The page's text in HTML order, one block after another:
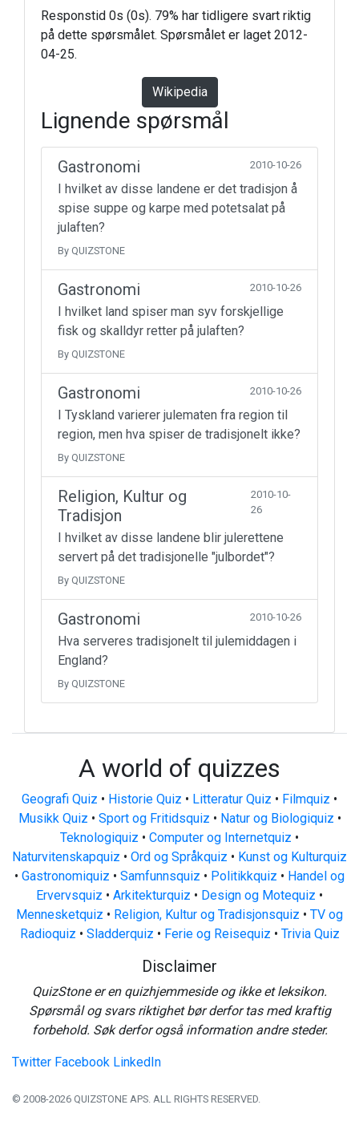
Responstid 0s (0s). 79% har tidligere svart riktig
på dette spørsmålet. Spørsmålet er laget 2012-
04-25.
Wikipedia
Lignende spørsmål
Gastronomi 2010-10-26
I hvilket av disse landene er det tradisjon å
spise suppe og karpe med potetsalat på
julaften?
By QUIZSTONE
Gastronomi 2010-10-26
I hvilket land spiser man syv forskjellige
fisk og skalldyr retter på julaften?
By QUIZSTONE
Gastronomi 2010-10-26
I Tyskland varierer julematen fra region til
region, men hva spiser de tradisjonelt ikke?
By QUIZSTONE
Religion, Kultur og
Tradisjon
2010-10-
26
I hvilket av disse landene blir julerettene
servert på det tradisjonelle "julbordet"?
By QUIZSTONE
Gastronomi 2010-10-26
Hva serveres tradisjonelt til julemiddagen i
England?
By QUIZSTONE
A world of quizzes
Geografi Quiz • Historie Quiz • Litteratur Quiz • Filmquiz •
Musikk Quiz • Sport og Fritidsquiz • Natur og Biologiquiz •
Teknologiquiz • Computer og Internetquiz •
Naturvitenskapquiz • Ord og Språkquiz • Kunst og Kulturquiz
• Gastronomiquiz • Samfunnsquiz • Politikkquiz • Handel og
Ervervsquiz • Arkitekturquiz • Design og Motequiz •
Mennesketquiz • Religion, Kultur og Tradisjonsquiz • TV og
Radioquiz • Sladderquiz • Ferie og Reisequiz • Trivia Quiz
Disclaimer
QuizStone er en quizhjemmeside og ikke et leksikon.
Spørsmål og svars riktighet bør derfor tas med kraftig
forbehold. Søk derfor også information andre steder.
Twitter Facebook LinkedIn
© 2008-2026 QUIZSTONE APS. ALL RIGHTS RESERVED.